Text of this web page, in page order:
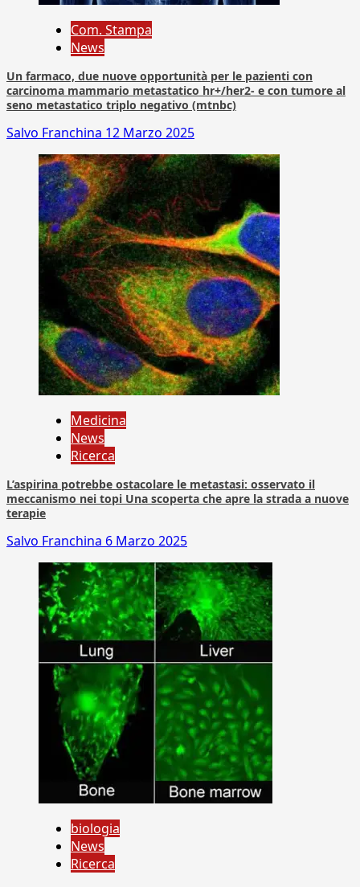
Com. Stampa
News
Un farmaco, due nuove opportunità per le pazienti con
carcinoma mammario metastatico hr+/her2- e con tumore al
seno metastatico triplo negativo (mtnbc)
Salvo Franchina 12 Marzo 2025
Medicina
News
Ricerca
L’aspirina potrebbe ostacolare le metastasi: osservato il
meccanismo nei topi Una scoperta che apre la strada a nuove
terapie
Salvo Franchina 6 Marzo 2025
biologia
News
Ricerca